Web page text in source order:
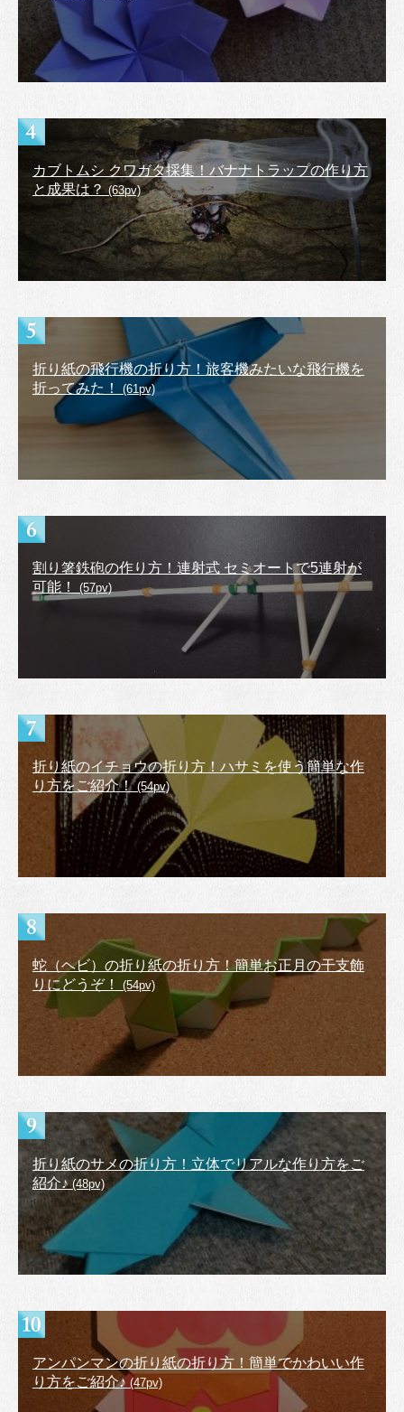
カブトムシ クワガタ採集！バナナトラップの作り方
と成果は？(63pv)
折り紙の飛行機の折り方！旅客機みたいな飛行機を
折ってみた！
(61pv)
割り箸鉄砲の作り方！連射式 セミオートで5連射が
可能！
(57pv)
折り紙のイチョウの折り方！ハサミを使う簡単な作
り方をご紹介！(54pv)
蛇（ヘビ）の折り紙の折り方！簡単お正月の干支飾
りにどうぞ！
(54pv)
折り紙のサメの折り方！立体でリアルな作り方をご
紹介♪(48pv)
アンパンマンの折り紙の折り方！簡単でかわいい作
り方をご紹介♪ (47pv)